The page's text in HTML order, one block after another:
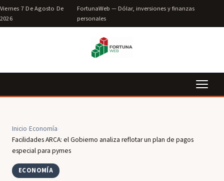
Viernes 7 De Agosto De
2026
FortunaWeb — Dólar, inversiones y finanzas
personales
Inicio Economía
Facilidades ARCA: el Gobierno analiza reflotar un plan de pagos
especial para pymes
ECONOMÍA